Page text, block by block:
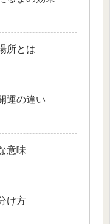
所とは
運の違い
意味
け方